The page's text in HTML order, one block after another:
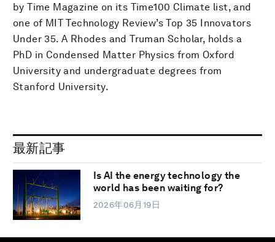
by Time Magazine on its Time100 Climate list, and
one of MIT Technology Review’s Top 35 Innovators
Under 35. A Rhodes and Truman Scholar, holds a
PhD in Condensed Matter Physics from Oxford
University and undergraduate degrees from
Stanford University.
最新記事
Is AI the energy technology the
world has been waiting for?
2026年06月19日